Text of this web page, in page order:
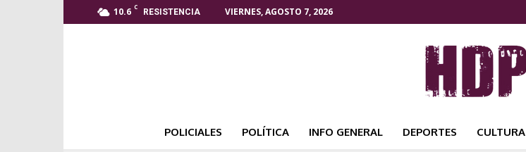
10.6 C
RESISTENCIA VIERNES, AGOSTO 7, 2026
POLICIALES POLÍTICA INFO GENERAL DEPORTES CULTURA